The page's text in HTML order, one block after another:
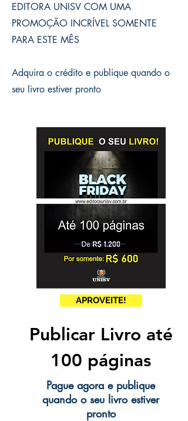
EDITORA UNISV COM UMA
PROMOÇÃO INCRÍVEL SOMENTE
PARA ESTE MÊS
Adquira o crédito e publique quando o
seu livro estiver pronto
APROVEITE!
Publicar Livro até
100 páginas
Pague agora e publique
quando o seu livro estiver
pronto